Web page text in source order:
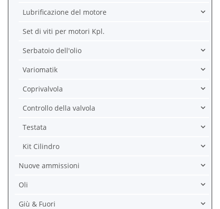
Lubrificazione del motore
Set di viti per motori Kpl.
Serbatoio dell'olio
Variomatik
Coprivalvola
Controllo della valvola
Testata
Kit Cilindro
Nuove ammissioni
Oli
Giù & Fuori